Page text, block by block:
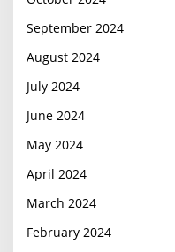
September 2024
August 2024
July 2024
June 2024
May 2024
April 2024
March 2024
February 2024